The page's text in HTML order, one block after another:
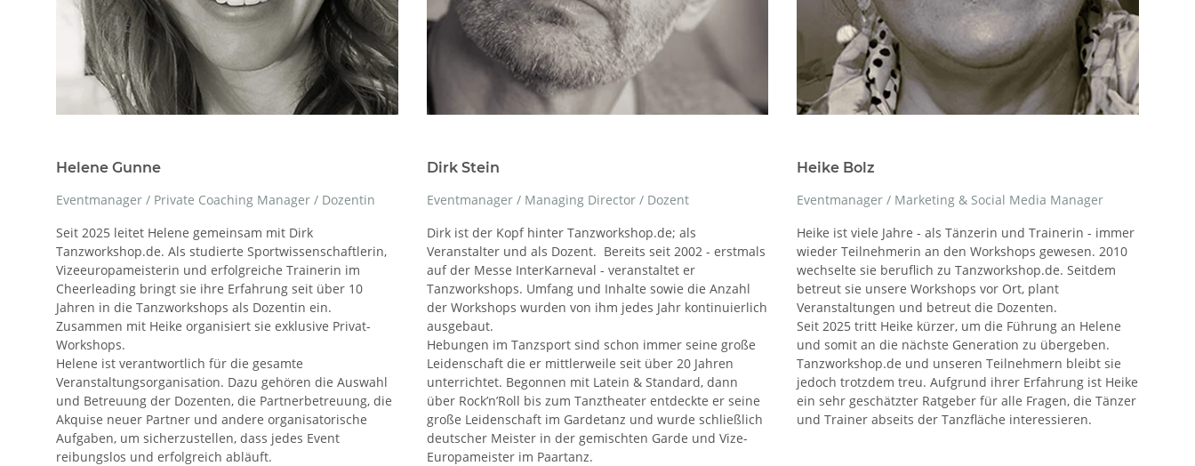
Helene Gunne
Eventmanager / Private Coaching Manager / Dozentin
Seit 2025 leitet Helene gemeinsam mit Dirk
Tanzworkshop.de. Als studierte Sportwissenschaftlerin,
Vizeeuropameisterin und erfolgreiche Trainerin im
Cheerleading bringt sie ihre Erfahrung seit über 10
Jahren in die Tanzworkshops als Dozentin ein.
Zusammen mit Heike organisiert sie exklusive Privat-
Workshops.
Helene ist verantwortlich für die gesamte
Veranstaltungsorganisation. Dazu gehören die Auswahl
und Betreuung der Dozenten, die Partnerbetreuung, die
Akquise neuer Partner und andere organisatorische
Aufgaben, um sicherzustellen, dass jedes Event
reibungslos und erfolgreich abläuft.
Dirk Stein
Eventmanager / Managing Director / Dozent
Dirk ist der Kopf hinter Tanzworkshop.de; als
Veranstalter und als Dozent. Bereits seit 2002 - erstmals
auf der Messe InterKarneval - veranstaltet er
Tanzworkshops. Umfang und Inhalte sowie die Anzahl
der Workshops wurden von ihm jedes Jahr kontinuierlich
ausgebaut.
Hebungen im Tanzsport sind schon immer seine große
Leidenschaft die er mittlerweile seit über 20 Jahren
unterrichtet. Begonnen mit Latein & Standard, dann
über Rock’n’Roll bis zum Tanztheater entdeckte er seine
große Leidenschaft im Gardetanz und wurde schließlich
deutscher Meister in der gemischten Garde und Vize-
Europameister im Paartanz.
Heike Bolz
Eventmanager / Marketing & Social Media Manager
Heike ist viele Jahre - als Tänzerin und Trainerin - immer
wieder Teilnehmerin an den Workshops gewesen. 2010
wechselte sie beruflich zu Tanzworkshop.de. Seitdem
betreut sie unsere Workshops vor Ort, plant
Veranstaltungen und betreut die Dozenten.
Seit 2025 tritt Heike kürzer, um die Führung an Helene
und somit an die nächste Generation zu übergeben.
Tanzworkshop.de und unseren Teilnehmern bleibt sie
jedoch trotzdem treu. Aufgrund ihrer Erfahrung ist Heike
ein sehr geschätzter Ratgeber für alle Fragen, die Tänzer
und Trainer abseits der Tanzfläche interessieren.